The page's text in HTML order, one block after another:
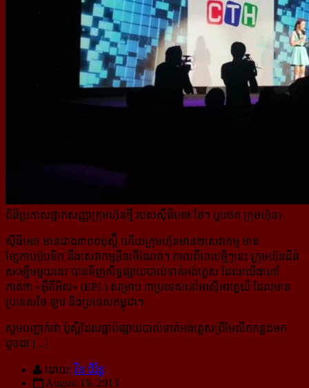
ពិធីប្រកាសផ្លាកសញ្ញាក្រុមហ៊ុនថ្មី របស់ស៊ីធីអេច ថៃ។ (រូបថត ក្រុមហ៊ុន)
ស៊ីធីអេច មានជាង៣០០ប៉ុស្តិ៏ ហើយក្រុមហ៊ុនមាន២សេវាកម្ម មាន
ខ្សែកាបអ៊ុបទិក នឹងសេវាកម្មអ៊ីនថើណែត។ កាលពី​ពេលថ្មីៗនេះ ក្រុមហ៊ុនដ៏ធំ
សម្បើមមួយនេះ បានទិញសិទ្ធផ្សាយបាល់ទាត់អង់គ្លេស ដែលយើងហៅ
កាត់ថា «អ៊ីភីអិល» (EPL) សម្រាប់ ៣ប្រទេសនៅអាស៊ីអាគ្នេយ៏ ដែលមាន
ប្រទេសថៃ ឡាវ និងប្រទេសកម្ពុជា។
សូមបញ្ជាក់ថា ប៉ុស្ត៏ដែលធ្លាប់ផ្សាយបាល់ទាត់អង់គ្លេសព្រីមែលីកកន្លងមក
ដូចជា [...]
ដោយ: វិន ជីវ័ន្ត
August 16, 2013